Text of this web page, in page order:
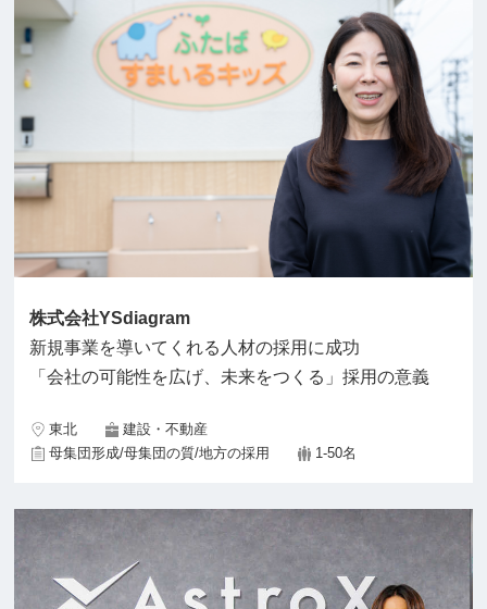
株式会社YSdiagram
新規事業を導いてくれる人材の採用に成功
「会社の可能性を広げ、未来をつくる」採用の意義
東北
建設・不動産
母集団形成/母集団の質/地方の採用
1-50名